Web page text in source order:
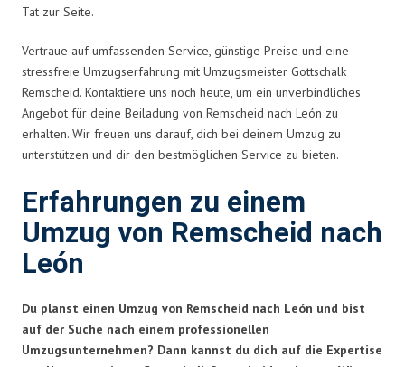
Tat zur Seite.
Vertraue auf umfassenden Service, günstige Preise und eine
stressfreie Umzugserfahrung mit Umzugsmeister Gottschalk
Remscheid. Kontaktiere uns noch heute, um ein unverbindliches
Angebot für deine Beiladung von Remscheid nach León zu
erhalten. Wir freuen uns darauf, dich bei deinem Umzug zu
unterstützen und dir den bestmöglichen Service zu bieten.
Erfahrungen zu einem
Umzug von Remscheid nach
León
Du planst einen Umzug von Remscheid nach León und bist
auf der Suche nach einem professionellen
Umzugsunternehmen? Dann kannst du dich auf die Expertise